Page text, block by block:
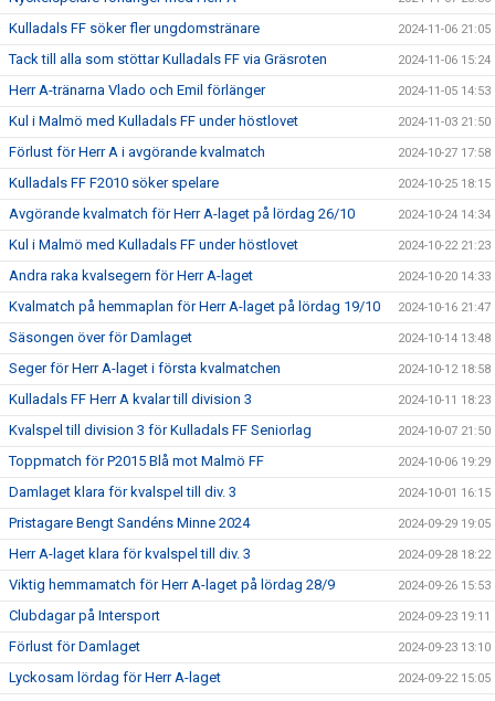
Kulladals FF söker fler ungdomstränare 2024-11-06 21:05
Tack till alla som stöttar Kulladals FF via Gräsroten 2024-11-06 15:24
Herr A-tränarna Vlado och Emil förlänger 2024-11-05 14:53
Kul i Malmö med Kulladals FF under höstlovet 2024-11-03 21:50
Förlust för Herr A i avgörande kvalmatch 2024-10-27 17:58
Kulladals FF F2010 söker spelare 2024-10-25 18:15
Avgörande kvalmatch för Herr A-laget på lördag 26/10 2024-10-24 14:34
Kul i Malmö med Kulladals FF under höstlovet 2024-10-22 21:23
Andra raka kvalsegern för Herr A-laget 2024-10-20 14:33
Kvalmatch på hemmaplan för Herr A-laget på lördag 19/10 2024-10-16 21:47
Säsongen över för Damlaget 2024-10-14 13:48
Seger för Herr A-laget i första kvalmatchen 2024-10-12 18:58
Kulladals FF Herr A kvalar till division 3 2024-10-11 18:23
Kvalspel till division 3 för Kulladals FF Seniorlag 2024-10-07 21:50
Toppmatch för P2015 Blå mot Malmö FF 2024-10-06 19:29
Damlaget klara för kvalspel till div. 3 2024-10-01 16:15
Pristagare Bengt Sandéns Minne 2024 2024-09-29 19:05
Herr A-laget klara för kvalspel till div. 3 2024-09-28 18:22
Viktig hemmamatch för Herr A-laget på lördag 28/9 2024-09-26 15:53
Clubdagar på Intersport 2024-09-23 19:11
Förlust för Damlaget 2024-09-23 13:10
Lyckosam lördag för Herr A-laget 2024-09-22 15:05